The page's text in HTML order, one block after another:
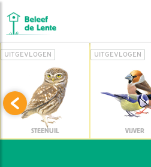
UITGEVLOGEN
STEENUIL
UITGEVLOGEN
VIJVER